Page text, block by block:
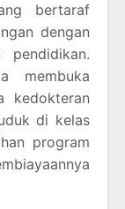
bertaraf
dengan
membuka
kedokteran
di kelas
program